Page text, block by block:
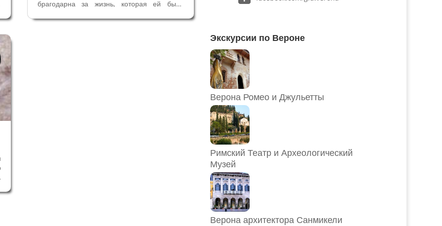
брагодарна за жизнь, которая ей была
думать об утраченном прошлом, которое
Экскурсии по Вероне
Верона Ромео и Джульетты
Римский Театр и Археологический
Музей
Верона архитектора Санмикели